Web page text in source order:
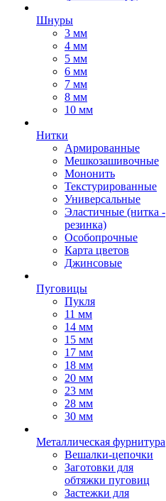
Шнуры
3 мм
4 мм
5 мм
6 мм
7 мм
8 мм
10 мм
Нитки
Армированные
Мешкозашивочные
Мононить
Текстурированные
Универсальные
Эластичные (нитка -
резинка)
Особопрочные
Карта цветов
Джинсовые
Пуговицы
Пукля
11 мм
14 мм
15 мм
17 мм
18 мм
20 мм
23 мм
28 мм
30 мм
Металлическая фурнитура
Вешалки-цепочки
Заготовки для
обтяжки пуговиц
Застежки для